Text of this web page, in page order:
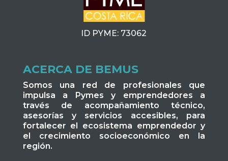
ID PYME: 73062
ACERCA DE BEMUS
Somos una red de profesionales que
impulsa a Pymes y emprendedores a
través de acompañamiento técnico,
asesorías y servicios accesibles, para
fortalecer el ecosistema emprendedor y
el crecimiento socioeconómico en la
región.